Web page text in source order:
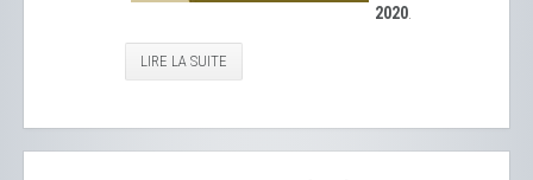
2020
LIRE LA SUITE